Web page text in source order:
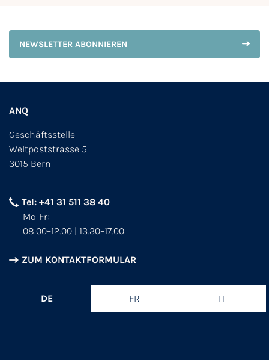
NEWSLETTER ABONNIEREN
ANQ
Geschäftsstelle
Weltpoststrasse 5
3015 Bern
Tel: +41 31 511 38 40
Mo-Fr:
08.00–12.00 | 13.30–17.00
ZUM KONTAKTFORMULAR
DE FR IT